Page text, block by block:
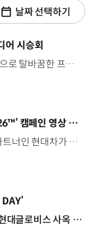
날짜 선택하기
어 시승회
현대차가 지난달 28일, 신차급으로 탈바꿈한 프리미엄 세단 ‘더 뉴 그랜저’의 미디어 시승회를 개최했습니다. 이번 시승회에는 국내 주요 미디어 약 110개 매체가 참여했는데요. 이철민 상무 / 현대차 국내마케팅실이번 그랜저에는 자동차 경험이 단순한 이동을 넘어 클라우드와 앱 그리고 사용자 디바이스까지 연결되고 끊임없이 진화하는 경험 생태계를 만나보실 수 있을 것입니다. 또한 한층 업그레이드된 주행 성능과 함께 그랜저가 지향하는 유저 중심의 기술 혁신도 직접 체감해 보시길 바랍니다. 가솔린 2.5 캘리그래피 트림으로 진행된 이번 미디어 시승회는 서울 강동에서 강원도 춘천까지 편도 69km 코스로 구성됐는데요. 일반도로와 고속도로, 와인딩 구간 등 다양한 주행 환경을 통해 전반적인 차량 성능은 물론, ‘플레오스 커넥트’와 ‘스마트 비전 루프’ 등 더 뉴 그랜저의 상품성을 체감할 수 있는 기회가 마련됐습니다. 김채빈 기자 / 이투데이주행 중에 ‘글레오 AI’에게 직접 말을 걸어보니까 반응 속도도 굉장히 빠르고 공조 조절 같은 것도 손쉽게 되더라고요. 그리고 직접 대화하는 느낌도 들었습니다. 원선홍 기자 / 글로벌오토뉴스정숙성이라든지 주행 특성같이 개선이 잘 된 부분을 느낄 수가 있어서 확실히 차는 운전해 봐야 진가를 아는 것 같습니다. 인테리어가 손을 댔을 때 만져지는 질감들이 상당히 부드럽게 느껴지고 여러 가지로 만족도 높은 실내 구성을 보여줬었고요. ‘더 뉴 그랜저’는 그랜저가 쌓아온 40년의 헤리티지 위에 최신 기술을 집약시켰는데요. 탑승객의 이동경험을 한 차원 진보시키는 핵심 신기술이 대거 탑재됐습니다. ‘더 뉴 그랜저’에는 AAOS 기반 차세대 인포테인먼트 시스템 ‘플레오스 커넥트’가 최초 적용됐는데요. 17인치 중앙 디스플레이와 생성형 AI 에이전트, ‘글레오 AI(Gleo AI)’를 통해 새로운 이동 경험을 선사합니다. 또한 현대차 최초로 공조 기능을 디스플레이에서 통합 제어하는 ‘전동식 에어벤트’를 탑재하고, 투명·불투명 상태를 전동으로 조절하는 ‘스마트 비전 루프’로 압도적인 개방감과 쾌적한 실내 분위기를 제공합니다. 특히, 이번 미디어 시승회에서는 시승 후 QA 세션을 마련해 ‘더 뉴 그랜저’에 대한 이해를 도왔는데요. 김도한 책임매니저 / 현대차 라이프플랫폼팀‘더 뉴 그랜저’에는 현재 11개의 서드 파티 앱이 적용이 되어 있습니다. 개방형 생태계를 지향하고 있기 때문에 11개가 마지막은 아닐 거고요. 저희 내부적으로는 2026년 내에 최소 두 자릿수 이상의 앱들을 추가로 릴리즈하는 걸 목표로 하고 있습니다. 하정연 연구원 / 현대차 MLV프로젝트3팀‘스마트 비전 루프’ 관련해서는 기존 GN7의 파노라마 선루프 롤블라인드가 닫힌 상태로 테스트를 해서 최대한 동등한 수준의 냉감·열감 성능을 확보하고자 많은 성능 테스트를 진행했고 최종적으로는 동등 수준의 성과를 냈다고 인지를 해주시면 될 것 같습니다. 현대차는 앞으로도 그랜저를 통해 대한민국을 대표하는 플래그십 세단의 명성을 더욱 공고히 할 계획입니다.
현대자동차, ‘FIFA 월드컵 2026™’ 캠페인 영상 공개
‘FIFA 월드컵 2026™’의 공식 파트너인 현대차가 월드컵 개막을 앞두고 캠페인 영상을 공개했습니다. 이번에 공개된 영상은 현대차의 비전인 ‘휴머니티를 향한 진보’에서 출발한 월드컵 캠페인 ‘미래는 지금 여기서부터(Next Starts Now)’의 일환인데요. 지난달 25일부터 29일까지 순차적으로 공개된 5편의 ‘스쿨 오브 풋볼’에는, 휴머노이드 로봇 아틀라스가 축구에 흥미를 갖게 되고, 기초 동작 훈련을 거쳐 고난도 킥(Kick)까지 성공시키는 여정이 담겨있습니다. 이를 통해 현대차와 보스턴다이나믹스는 AI 강화학습, 인간 동작 모사, 하드웨어 제어 기술 등 차세대 로보틱스 경쟁력을 다시 한번 입증했습니다. 손흥민 축구선수 / 현대차 브랜드 앰배서더 말도 안 돼. 이 기술 좀 봐! 방금 ‘라보나 킥’을 했어. 연습 많이 했네요. 어지간한 선수들보다 잘하는데요. 이 밖에도, 지난 1일에는 현대차 브랜드의 본질을 담아낸 글로벌 캠페인 영상 ‘Next Starts Now’도 공개됐습니다. 60초 분량의 영상에는 차세대 축구 유망주 5인과 현대차 브랜드 앰배서더 손흥민 선수의 등장에 이어, 아틀라스가 ‘FIFA 월드컵 2026™’ 공식 매치볼과 함께 나타나며 하나의 서사를 완성했는데요. 이번 영상은 ‘미래는 내일 도래하는 것이 아니라 지금 이 순간 시작된다’는 메시지를 잘 보여줬다는 평가를 받았습니다. 현대차는 한계를 뛰어넘고 잠재력을 확장하려는 브랜드 철학을 비롯해, 모빌리티를 넘어 로보틱스 분야에서도 진보를 이끄는 기업으로서의 정체성을 ‘FIFA 월드컵 2026™’ 무대에서 선보일 예정입니다.
‘G-Parents Day’ Season 4현대글로비스 사옥 2026년 5월 9일(토), 16일(토) 임직원들의 사기와 자긍심 향상을 위한 가족 초청 행사 2022년부터 4년째 시행 중인 ‘G-Parents Day’ 2회차에 걸쳐, 임직원과 부모님 등 약 300명 참여 지동운 상무 / 현대글로비스 비즈니스지원실자녀분이 어떤 공간에서 일하고 있는지, 어떤 분위기 속에서 하루를 보내고 있는지 직접 느껴보시는 이 순간이 부모님과 자녀 모두에게 특별하고 소중한 추억이 되기를 바라겠습니다. 근무공간, 사내 식당 등 자녀가 일하는 사옥 곳곳을 직접 체험 특별강연부모님의 셀프케어를 위한 회복 운동 세션 본사 인근서울숲 국제정원박람회에서 가족사진 촬영 빛나는 오늘의 의미를 담은 가족 뮤지컬 관람 최안수 / 현대글로비스 최성식 매니저 아버지‘멋진 아들의 회사에 초청을 해줘서 아주 즐거운 한때였다’라는 것을 아들한테 고맙다고 전하고 싶습니다. 이명희 / 현대글로비스 제지윤 매니저 어머니직원들의 복지뿐만 아니라 그 가족까지 생각해 준다는 점에서 정말 감동했고요. ‘원 팀’, ‘원 글로비스’라는 느낌이 확실하게 와닿았습니다. 제해원 / 현대글로비스 제지윤 매니저 아버지직접 보니까 정말 대견스럽고 같이 일하는 분들도 좋으신 분들이 많은 것 같아서 제가 보기에 정말 좋았습니다. 수고했어. 우리 딸 고마워. 가족과 함께한 뜻깊은 시간 “자랑스러운 내 가족의 일터, 가족친화 문화를 만들어 갑니다”